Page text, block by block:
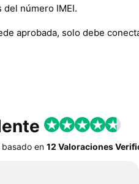
número IMEI.
aprobada, solo debe
basado en 12 Valoraciones